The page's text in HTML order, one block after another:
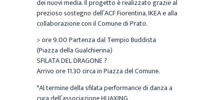
dei nuovi media. Il progetto è realizzato grazie al
prezioso sostegno dell’ACF Fiorentina, IKEA e alla
collaborazione con il Comune di Prato.
> ore 9.00 Partenza dal Tempio Buddista
(Piazza della Gualchierina)
SFILATA DEL DRAGONE ?
Arrivo ore 11.30 circa in Piazza del Comune.
*Al termine della sfilata performance di danza a